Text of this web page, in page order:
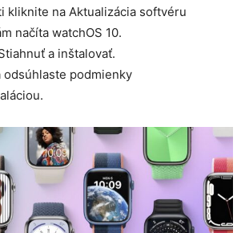
kliknite na Aktualizácia softvéru
načíta watchOS 10.
a inštalovať.
odsúhlaste podmienky